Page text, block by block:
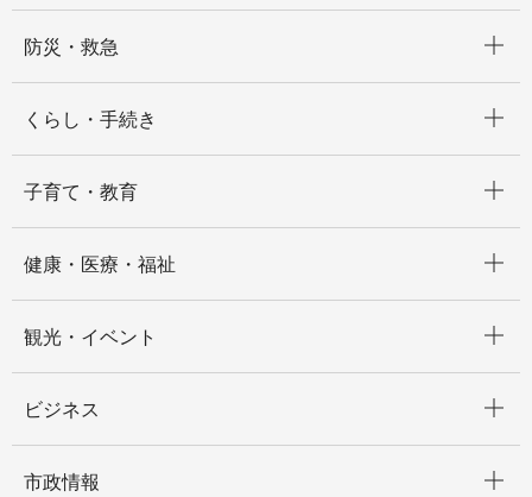
防災・救急
くらし・手続き
子育て・教育
健康・医療・福祉
観光・イベント
ビジネス
市政情報